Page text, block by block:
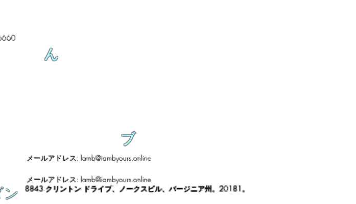
ブ
メールアドレス: lamb@iambyours.online
メールアドレス: lamb@iambyours.online
8843 クリントン ドライブ、ノークスビル、バージニア州。20181。
ん